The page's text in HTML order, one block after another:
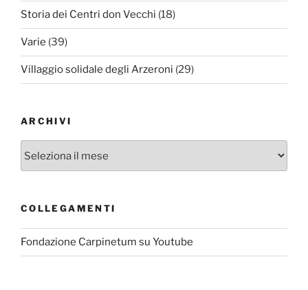
Storia dei Centri don Vecchi (18)
Varie (39)
Villaggio solidale degli Arzeroni (29)
ARCHIVI
Archivi
COLLEGAMENTI
Fondazione Carpinetum su Youtube